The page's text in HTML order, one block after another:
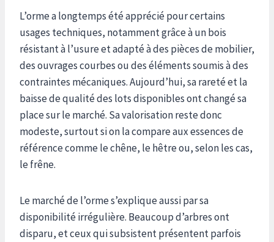
L’orme a longtemps été apprécié pour certains
usages techniques, notamment grâce à un bois
résistant à l’usure et adapté à des pièces de mobilier,
des ouvrages courbes ou des éléments soumis à des
contraintes mécaniques. Aujourd’hui, sa rareté et la
baisse de qualité des lots disponibles ont changé sa
place sur le marché. Sa valorisation reste donc
modeste, surtout si on la compare aux essences de
référence comme le chêne, le hêtre ou, selon les cas,
le frêne.
Le marché de l’orme s’explique aussi par sa
disponibilité irrégulière. Beaucoup d’arbres ont
disparu, et ceux qui subsistent présentent parfois